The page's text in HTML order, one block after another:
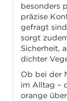
besonders
präzise
gefragt
sorgt
Sicherheit,
dichter
Ob bei der
im Alltag –
orange